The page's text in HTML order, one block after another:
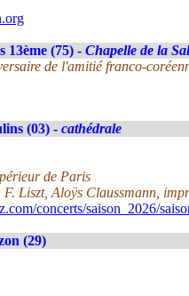
13ème (75) - Chapelle de la
de l'amitié franco-
(03) - cathédrale
de Paris
Liszt, Aloÿs Claussmann,
concerts/saison_2026/
(29)